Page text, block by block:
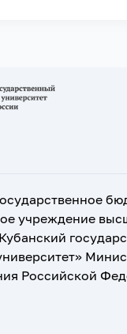
учреждение
Российской